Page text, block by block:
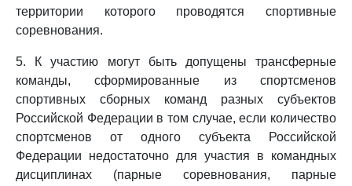
территории которого проводятся спортивные
соревнования.
5. К участию могут быть допущены трансферные
команды, сформированные из спортсменов
спортивных сборных команд разных субъектов
Российской Федерации в том случае, если количество
спортсменов от одного субъекта Российской
Федерации недостаточно для участия в командных
дисциплинах (парные соревнования, парные